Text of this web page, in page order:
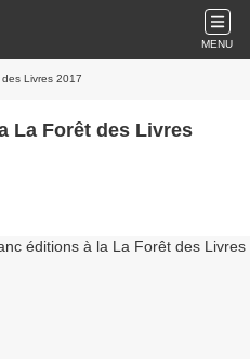
MENU
Livres 2017
La Forêt des Livres